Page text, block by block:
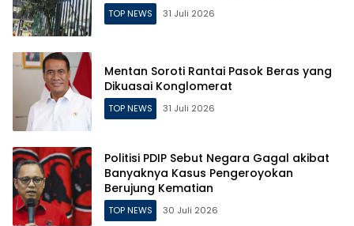
TOP NEWS 31 Juli 2026
Mentan Soroti Rantai Pasok Beras yang
Dikuasai Konglomerat
TOP NEWS 31 Juli 2026
Politisi PDIP Sebut Negara Gagal akibat
Banyaknya Kasus Pengeroyokan
Berujung Kematian
TOP NEWS 30 Juli 2026